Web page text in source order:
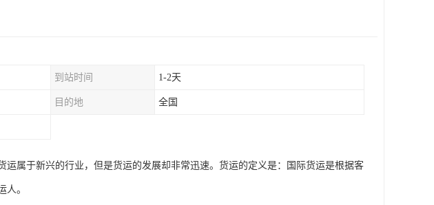
到站时间 1-2天
目的地 全国
属于新兴的行业，但是货运的发展却非常迅速。货运的定义是：国际货运是根据客
人。